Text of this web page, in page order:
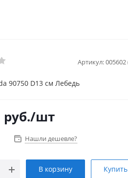
Артикул:005602
90750 D13 см Лебедь
руб./шт
Нашли дешевле?
В корзину